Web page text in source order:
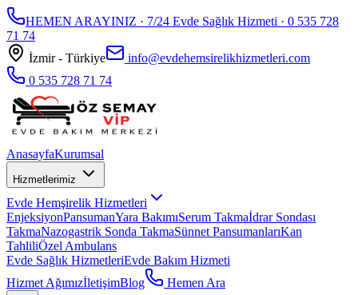
HEMEN ARAYINIZ · 7/24 Evde Sağlık Hizmeti · 0 535 728
71 74
İzmir - Türkiye
info@evdehemsirelikhizmetleri.com
0 535 728 71 74
AnasayfaKurumsal
Hizmetlerimiz
Evde Hemşirelik Hizmetleri
EnjeksiyonPansumanYara BakımıSerum Takmaİdrar Sondası
TakmaNazogastrik Sonda TakmaSünnet PansumanlarıKan
TahliliÖzel Ambulans
Evde Sağlık HizmetleriEvde Bakım Hizmeti
Hizmet AğımızİletişimBlog Hemen Ara